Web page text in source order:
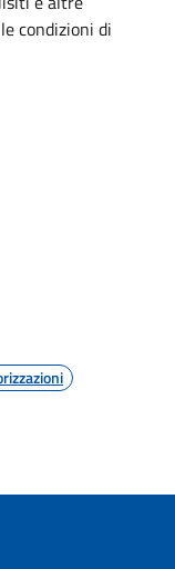
condizioni di